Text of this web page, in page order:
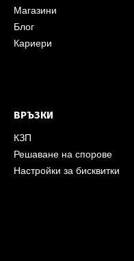
Магазини
Блог
Кариери
ВРЪЗКИ
КЗП
Решаване на спорове
Настройки за бисквитки